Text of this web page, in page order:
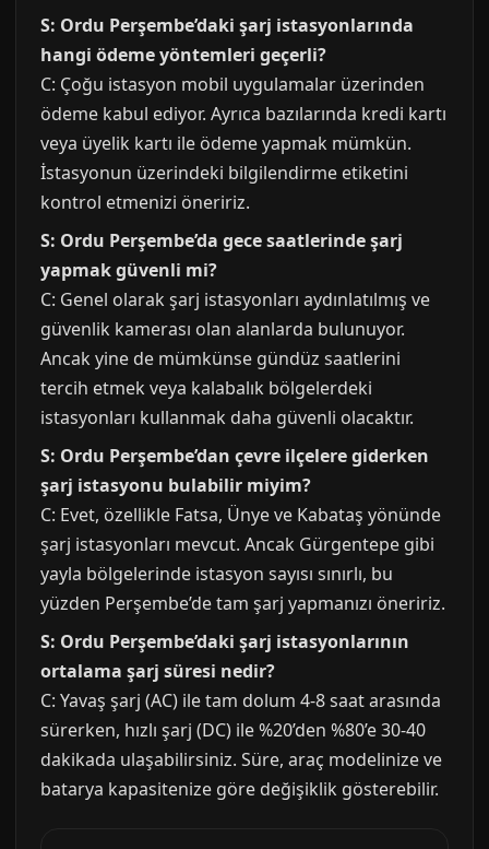
S: Ordu Perşembe’daki şarj istasyonlarında
hangi ödeme yöntemleri geçerli?
C: Çoğu istasyon mobil uygulamalar üzerinden
ödeme kabul ediyor. Ayrıca bazılarında kredi kartı
veya üyelik kartı ile ödeme yapmak mümkün.
İstasyonun üzerindeki bilgilendirme etiketini
kontrol etmenizi öneririz.
S: Ordu Perşembe’da gece saatlerinde şarj
yapmak güvenli mi?
C: Genel olarak şarj istasyonları aydınlatılmış ve
güvenlik kamerası olan alanlarda bulunuyor.
Ancak yine de mümkünse gündüz saatlerini
tercih etmek veya kalabalık bölgelerdeki
istasyonları kullanmak daha güvenli olacaktır.
S: Ordu Perşembe’dan çevre ilçelere giderken
şarj istasyonu bulabilir miyim?
C: Evet, özellikle Fatsa, Ünye ve Kabataş yönünde
şarj istasyonları mevcut. Ancak Gürgentepe gibi
yayla bölgelerinde istasyon sayısı sınırlı, bu
yüzden Perşembe’de tam şarj yapmanızı öneririz.
S: Ordu Perşembe’daki şarj istasyonlarının
ortalama şarj süresi nedir?
C: Yavaş şarj (AC) ile tam dolum 4-8 saat arasında
sürerken, hızlı şarj (DC) ile %20’den %80’e 30-40
dakikada ulaşabilirsiniz. Süre, araç modelinize ve
batarya kapasitenize göre değişiklik gösterebilir.